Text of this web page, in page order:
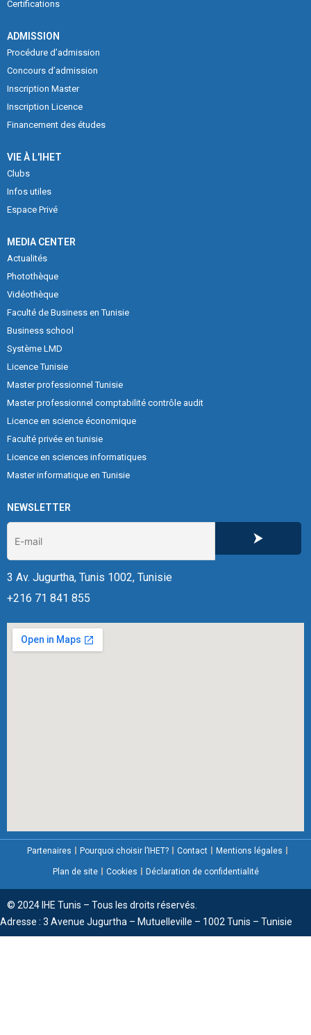
Certifications
ADMISSION
Procédure d’admission
Concours d’admission
Inscription Master
Inscription Licence
Financement des études
VIE À L'IHET
Clubs
Infos utiles
Espace Privé
MEDIA CENTER
Actualités
Photothèque
Vidéothèque
Faculté de Business en Tunisie
Business school
Système LMD
Licence Tunisie
Master professionnel Tunisie
Master professionnel comptabilité contrôle audit
Licence en science économique
Faculté privée en tunisie
Licence en sciences informatiques
Master informatique en Tunisie
NEWSLETTER
3 Av. Jugurtha, Tunis 1002, Tunisie
+216 71 841 855
Partenaires Pourquoi choisir l’IHET? Contact Mentions légales
Plan de site Cookies Déclaration de confidentialité
© 2024 IHE Tunis – Tous les droits réservés.
Adresse : 3 Avenue Jugurtha – Mutuelleville – 1002 Tunis – Tunisie